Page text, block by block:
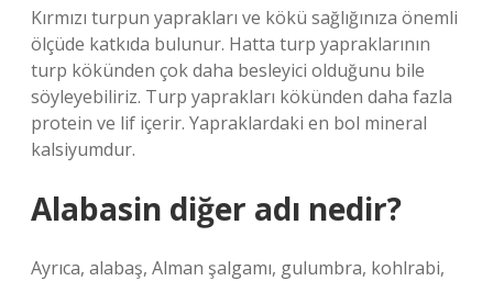
Kırmızı turpun yaprakları ve kökü sağlığınıza önemli
ölçüde katkıda bulunur. Hatta turp yapraklarının
turp kökünden çok daha besleyici olduğunu bile
söyleyebiliriz. Turp yaprakları kökünden daha fazla
protein ve lif içerir. Yapraklardaki en bol mineral
kalsiyumdur.
Alabasin diğer adı nedir?
Ayrıca, alabaş, Alman şalgamı, gulumbra, kohlrabi,